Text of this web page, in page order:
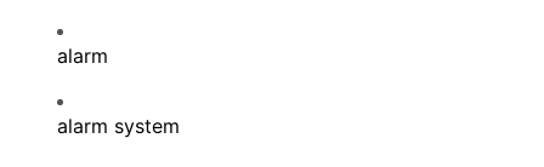
alarm
alarm system